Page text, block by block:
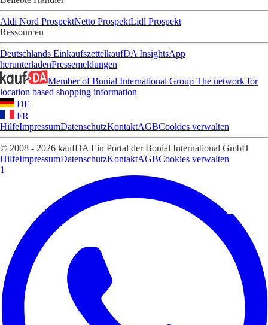
Aldi Nord ProspektNetto ProspektLidl Prospekt
Ressourcen
Deutschlands EinkaufszettelkaufDA InsightsApp
herunterladenPressemeldungen
Member of Bonial International Group The network for
location based shopping information
DE
FR
HilfeImpressumDatenschutzKontaktAGBCookies verwalten
© 2008 - 2026 kaufDA Ein Portal der Bonial International GmbH
HilfeImpressumDatenschutzKontaktAGBCookies verwalten
1